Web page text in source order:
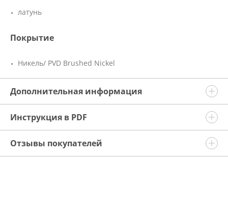
латунь
Покрытие
Никель/ PVD Brushed Nickel
Дополнительная информация
Инструкция в PDF
Отзывы покупателей